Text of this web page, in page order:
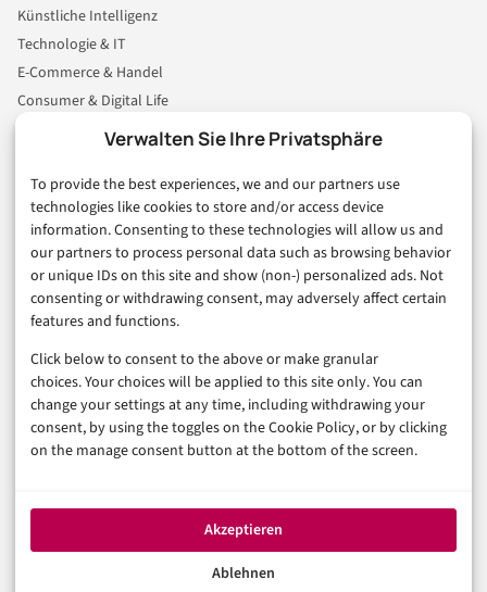
Verwalten Sie Ihre Privatsphäre
To provide the best experiences, we and our partners use
technologies like cookies to store and/or access device
information. Consenting to these technologies will allow us and
our partners to process personal data such as browsing behavior
or unique IDs on this site and show (non-) personalized ads. Not
consenting or withdrawing consent, may adversely affect certain
features and functions.
Click below to consent to the above or make granular
choices. Your choices will be applied to this site only. You can
change your settings at any time, including withdrawing your
consent, by using the toggles on the Cookie Policy, or by clicking
on the manage consent button at the bottom of the screen.
Akzeptieren
Ablehnen
Künstliche Intelligenz
Technologie & IT
E-Commerce & Handel
Consumer & Digital Life
Business & Karriere
Sicherheit & Recht
Digitalisierung
Marketing
Magazin
Unsere Redaktion
Werbeformate & Media Kit
Rechtliches
Datenschutzerklärung (EU)
Cookie-Richtlinie (EU)